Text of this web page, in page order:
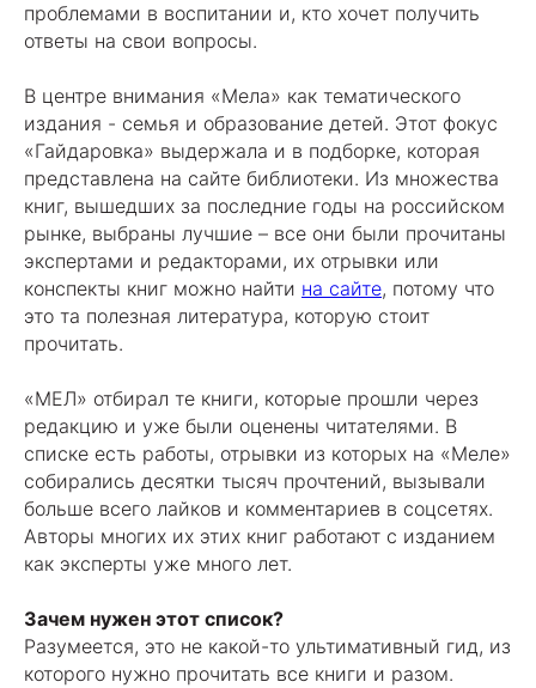
проблемами в воспитании и, кто хочет получить
ответы на свои вопросы.
В центре внимания «Мела» как тематического
издания - семья и образование детей. Этот фокус
«Гайдаровка» выдержала и в подборке, которая
представлена на сайте библиотеки. Из множества
книг, вышедших за последние годы на российском
рынке, выбраны лучшие – все они были прочитаны
экспертами и редакторами, их отрывки или
конспекты книг можно найти на сайте, потому что
это та полезная литература, которую стоит
прочитать.
«МЕЛ» отбирал те книги, которые прошли через
редакцию и уже были оценены читателями. В
списке есть работы, отрывки из которых на «Меле»
собирались десятки тысяч прочтений, вызывали
больше всего лайков и комментариев в соцсетях.
Авторы многих их этих книг работают с изданием
как эксперты уже много лет.
Зачем нужен этот список?
Разумеется, это не какой-то ультимативный гид, из
которого нужно прочитать все книги и разом.